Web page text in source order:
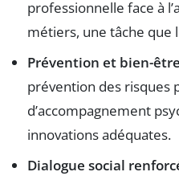
professionnelle face à
métiers, une tâche
Prévention et bien-
prévention des risques
d’accompagnement
innovations adéquates.
Dialogue social